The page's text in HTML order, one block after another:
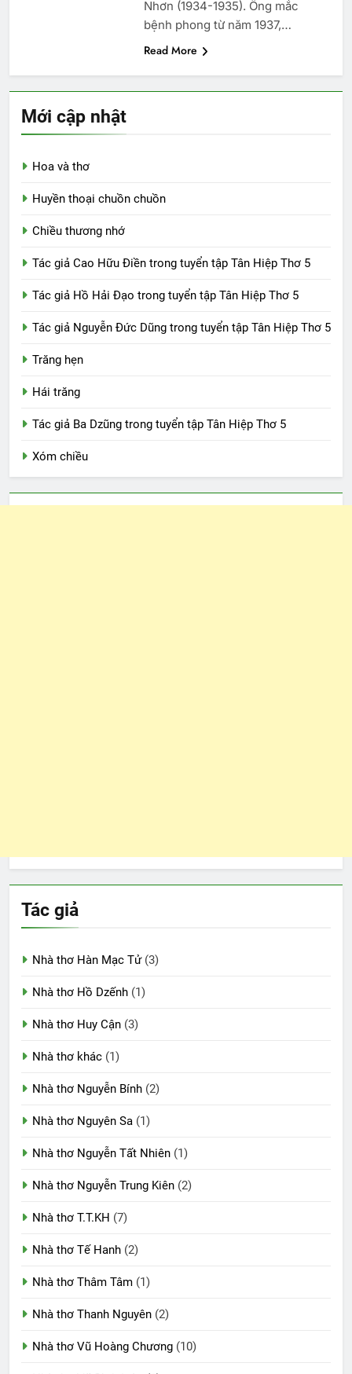
Nhơn (1934-1935). Ông mắc
bệnh phong từ năm 1937,…
Read More
Mới cập nhật
Hoa và thơ
Huyền thoại chuồn chuồn
Chiều thương nhớ
Tác giả Cao Hữu Điền trong tuyển tập Tân Hiệp Thơ 5
Tác giả Hồ Hải Đạo trong tuyển tập Tân Hiệp Thơ 5
Tác giả Nguyễn Đức Dũng trong tuyển tập Tân Hiệp Thơ 5
Trăng hẹn
Hái trăng
Tác giả Ba Dzũng trong tuyển tập Tân Hiệp Thơ 5
Xóm chiều
Tác giả
Nhà thơ Hàn Mạc Tử(3)
Nhà thơ Hồ Dzếnh (1)
Nhà thơ Huy Cận (3)
Nhà thơ khác (1)
Nhà thơ Nguyễn Bính (2)
Nhà thơ Nguyên Sa (1)
Nhà thơ Nguyễn Tất Nhiên (1)
Nhà thơ Nguyễn Trung Kiên (2)
Nhà thơ T.T.KH (7)
Nhà thơ Tế Hanh (2)
Nhà thơ Thâm Tâm (1)
Nhà thơ Thanh Nguyên (2)
Nhà thơ Vũ Hoàng Chương (10)